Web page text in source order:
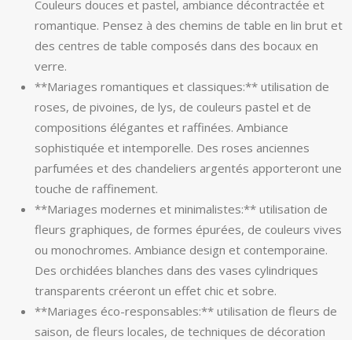
Couleurs douces et pastel, ambiance décontractée et
romantique. Pensez à des chemins de table en lin brut et
des centres de table composés dans des bocaux en
verre.
**Mariages romantiques et classiques:** utilisation de
roses, de pivoines, de lys, de couleurs pastel et de
compositions élégantes et raffinées. Ambiance
sophistiquée et intemporelle. Des roses anciennes
parfumées et des chandeliers argentés apporteront une
touche de raffinement.
**Mariages modernes et minimalistes:** utilisation de
fleurs graphiques, de formes épurées, de couleurs vives
ou monochromes. Ambiance design et contemporaine.
Des orchidées blanches dans des vases cylindriques
transparents créeront un effet chic et sobre.
**Mariages éco-responsables:** utilisation de fleurs de
saison, de fleurs locales, de techniques de décoration